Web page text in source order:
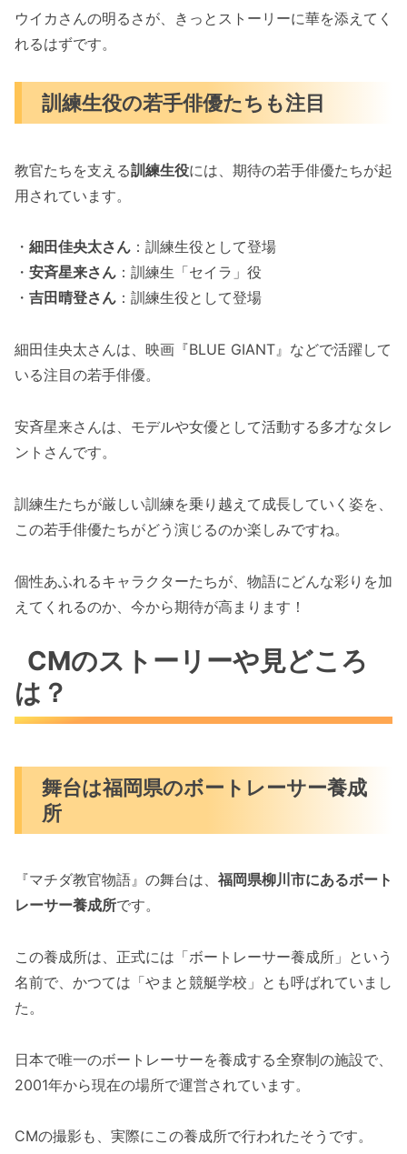
ウイカさんの明るさが、きっとストーリーに華を添えてく
れるはずです。
訓練生役の若手俳優たちも注目
教官たちを支える訓練生役には、期待の若手俳優たちが起
用されています。
・ 細田佳央太さん ：訓練生役として登場
・ 安斉星来さん ：訓練生「セイラ」役
・ 吉田晴登さん ：訓練生役として登場
細田佳央太さんは、映画『BLUE GIANT』などで活躍して
いる注目の若手俳優。
安斉星来さんは、モデルや女優として活動する多才なタレ
ントさんです。
訓練生たちが厳しい訓練を乗り越えて成長していく姿を、
この若手俳優たちがどう演じるのか楽しみですね。
個性あふれるキャラクターたちが、物語にどんな彩りを加
えてくれるのか、今から期待が高まります！
CMのストーリーや見どころ
は？
舞台は福岡県のボートレーサー養成
所
『マチダ教官物語』の舞台は、 福岡県柳川市にあるボート
レーサー養成所です。
この養成所は、正式には「ボートレーサー養成所」という
名前で、かつては「やまと競艇学校」とも呼ばれていまし
た。
日本で唯一のボートレーサーを養成する全寮制の施設で、
2001年から現在の場所で運営されています。
CMの撮影も、実際にこの養成所で行われたそうです。